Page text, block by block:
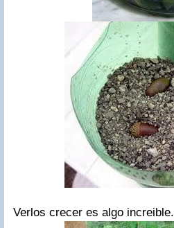
Verlos crecer es algo increible.